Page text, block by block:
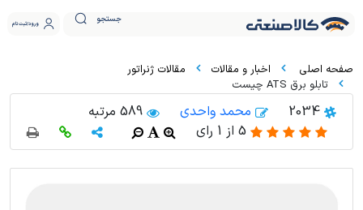
جستجو ورود ثبت نام
اخبار و مقالات
مقالات ژنراتور
تابلو برق ATS چیست
2034 محمد واحدی
589 مرتبه
5 از 1 رای